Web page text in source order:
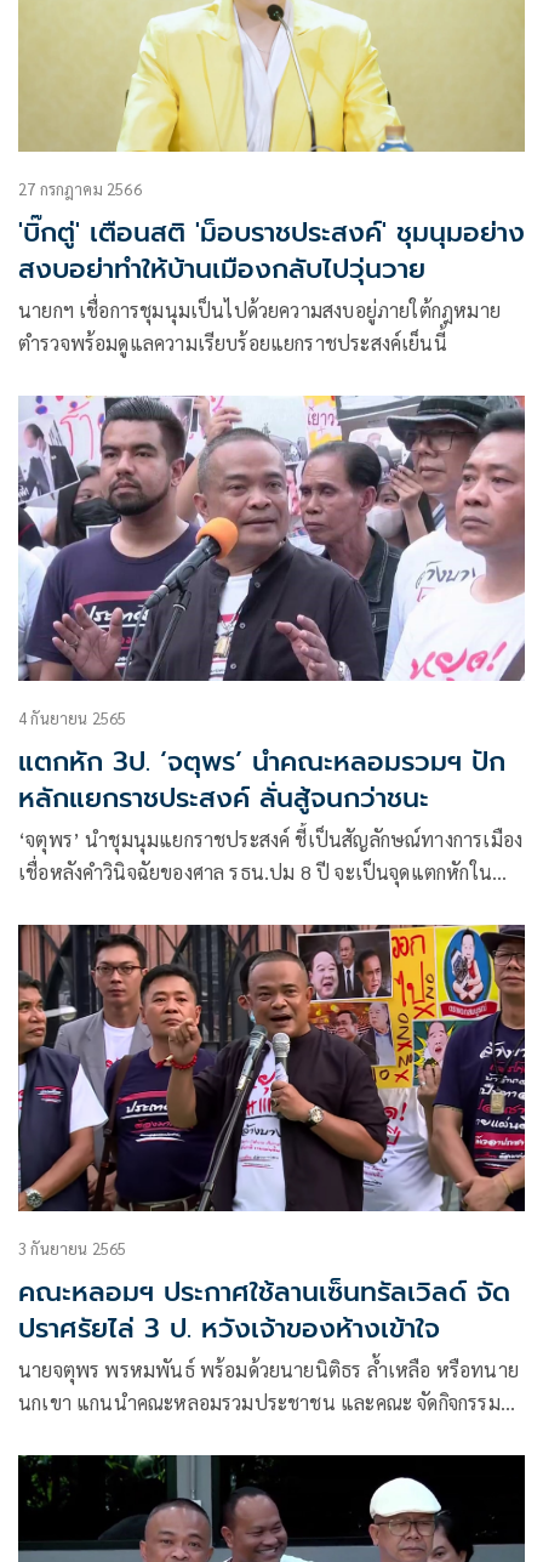
27 กรกฎาคม 2566
'บิ๊กตู่' เตือนสติ 'ม็อบราชประสงค์' ชุมนุมอย่าง
สงบอย่าทำให้บ้านเมืองกลับไปวุ่นวาย
นายกฯ เชื่อการชุมนุมเป็นไปด้วยความสงบอยู่ภายใต้กฎหมาย
ตำรวจพร้อมดูแลความเรียบร้อยแยกราชประสงค์เย็นนี้
4 กันยายน 2565
แตกหัก 3ป. ‘จตุพร’ นำคณะหลอมรวมฯ ปัก
หลักแยกราชประสงค์ ลั่นสู้จนกว่าชนะ
‘จตุพร’ นำชุมนุมแยกราชประสงค์ ชี้เป็นสัญลักษณ์ทางการเมือง
เชื่อหลังคำวินิจฉัยของศาล รธน.ปม 8 ปี จะเป็นจุดแตกหักใน
3 กันยายน 2565
คณะหลอมฯ ประกาศใช้ลานเซ็นทรัลเวิลด์ จัด
ปราศรัยไล่ 3 ป. หวังเจ้าของห้างเข้าใจ
นายจตุพร พรหมพันธ์ พร้อมด้วยนายนิติธร ล้ำเหลือ หรือทนาย
นกเขา แกนนำคณะหลอมรวมประชาชน และคณะ จัดกิจกรรม
กล่าวปราศรัยตอนหนึ่งว่า หลายคนอาจมองว่าพล.อ.ประยุทธ์​
จันทร์​โอชา​